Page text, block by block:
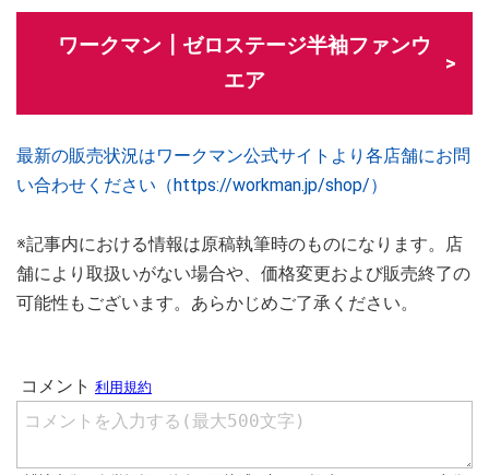
ワークマン┃ゼロステージ半袖ファンウ
エア
最新の販売状況はワークマン公式サイトより各店舗にお問
い合わせください（https://workman.jp/shop/）
※記事内における情報は原稿執筆時のものになります。店
舗により取扱いがない場合や、価格変更および販売終了の
可能性もございます。あらかじめご了承ください。